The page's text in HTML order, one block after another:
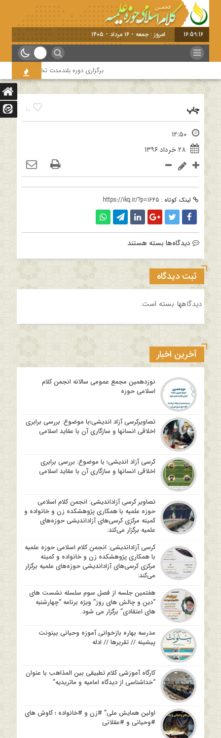
16:59:16 امروز : جمعه - ۱۶ مرداد - ۱۴۰۵
برگزاری دوره بلندمدت تخصصی و کارگاه
10 چاپ
۱۲:۵۰
۲۸ خرداد ۱۳۹۶
لینک کوتاه : https://ikq.ir/?p=1645
دیدگاه‌ها برای
بسته هستند
ثبت دیدگاه
دیدگاهها بسته است.
آخرین اخبار
نوزدهمین مجمع عمومی سالانه انجمن کلام
اسلامی حوزه
تصاویرکرسی آزاد اندیشی؛با موضوع: بررسی برابری
اخلاقی انسانها و سازگاری آن با عقاید اسلامی
کرسی آزاد اندیشی؛ با موضوع: بررسی برابری
اخلاقی انسانها و سازگاری آن با عقاید اسلامی
تصاویر کرسی آزاداندیشی: انجمن کلام اسلامی
حوزه علمیه با همکاری پژوهشکده زن و خانواده و
کمیته مرکزی کرسی‌های آزاداندیشی حوزه‌های
علمیه برگزار می‌کند:
کرسی آزاداندیشی: انجمن کلام اسلامی حوزه علمیه
با همکاری پژوهشکده زن و خانواده و کمیته
مرکزی کرسی‌های آزاداندیشی حوزه‌های علمیه برگزار
می‌کند:
هفتمین جلسه از فصل سوم سلسله نشست های
“دین و چالش های روز” ویژه برنامه “چهارشنبه
های اعتقادی” برگزار می شود.
مدرسه بهاره بازخوانی آموزه وحیانی بینونت
پیشینه // تقریرها // ادله
کارگاه آموزشی کلام تطبیقی بین المذاهب با عنوان
“خداشناسی از دیدگاه امامیه و ماتریدیه”
اولین همایش ملی” #زن و #خانواده ؛ کاوش های
#وحیانی و #عقلانی